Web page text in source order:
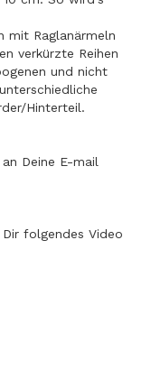
mit Raglanärmeln
verkürzte Reihen
und nicht
Hinterteil.
Deine E-mail
folgendes Video